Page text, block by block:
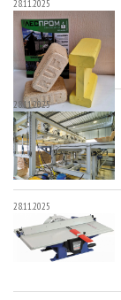
28.11.2025
28.11.2025
28.11.2025